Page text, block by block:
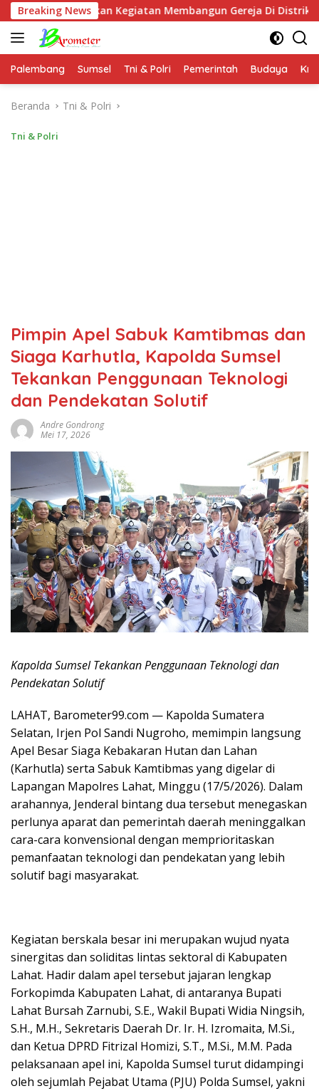
Langsung
ke
konten
Breaking News
Kegiatan Membangun Gereja Di Distrik Airu
Palembang Sumsel Tni & Polri Pemerintah Budaya
Beranda Tni & Polri
Tni & Polri
Pimpin Apel Sabuk Kamtibmas dan
Siaga Karhutla, Kapolda Sumsel
Tekankan Penggunaan Teknologi
dan Pendekatan Solutif
Andre Gondrong
Mei 17, 2026
Kapolda Sumsel Tekankan Penggunaan Teknologi dan
Pendekatan Solutif
LAHAT, Barometer99.com — Kapolda Sumatera
Selatan, Irjen Pol Sandi Nugroho, memimpin langsung
Apel Besar Siaga Kebakaran Hutan dan Lahan
(Karhutla) serta Sabuk Kamtibmas yang digelar di
Lapangan Mapolres Lahat, Minggu (17/5/2026). Dalam
arahannya, Jenderal bintang dua tersebut menegaskan
perlunya aparat dan pemerintah daerah meninggalkan
cara-cara konvensional dengan memprioritaskan
pemanfaatan teknologi dan pendekatan yang lebih
solutif bagi masyarakat.
Kegiatan berskala besar ini merupakan wujud nyata
sinergitas dan soliditas lintas sektoral di Kabupaten
Lahat. Hadir dalam apel tersebut jajaran lengkap
Forkopimda Kabupaten Lahat, di antaranya Bupati
Lahat Bursah Zarnubi, S.E., Wakil Bupati Widia Ningsih,
S.H., M.H., Sekretaris Daerah Dr. Ir. H. Izromaita, M.Si.,
dan Ketua DPRD Fitrizal Homizi, S.T., M.Si., M.M. Pada
pelaksanaan apel ini, Kapolda Sumsel turut didampingi
oleh sejumlah Pejabat Utama (PJU) Polda Sumsel, yakni